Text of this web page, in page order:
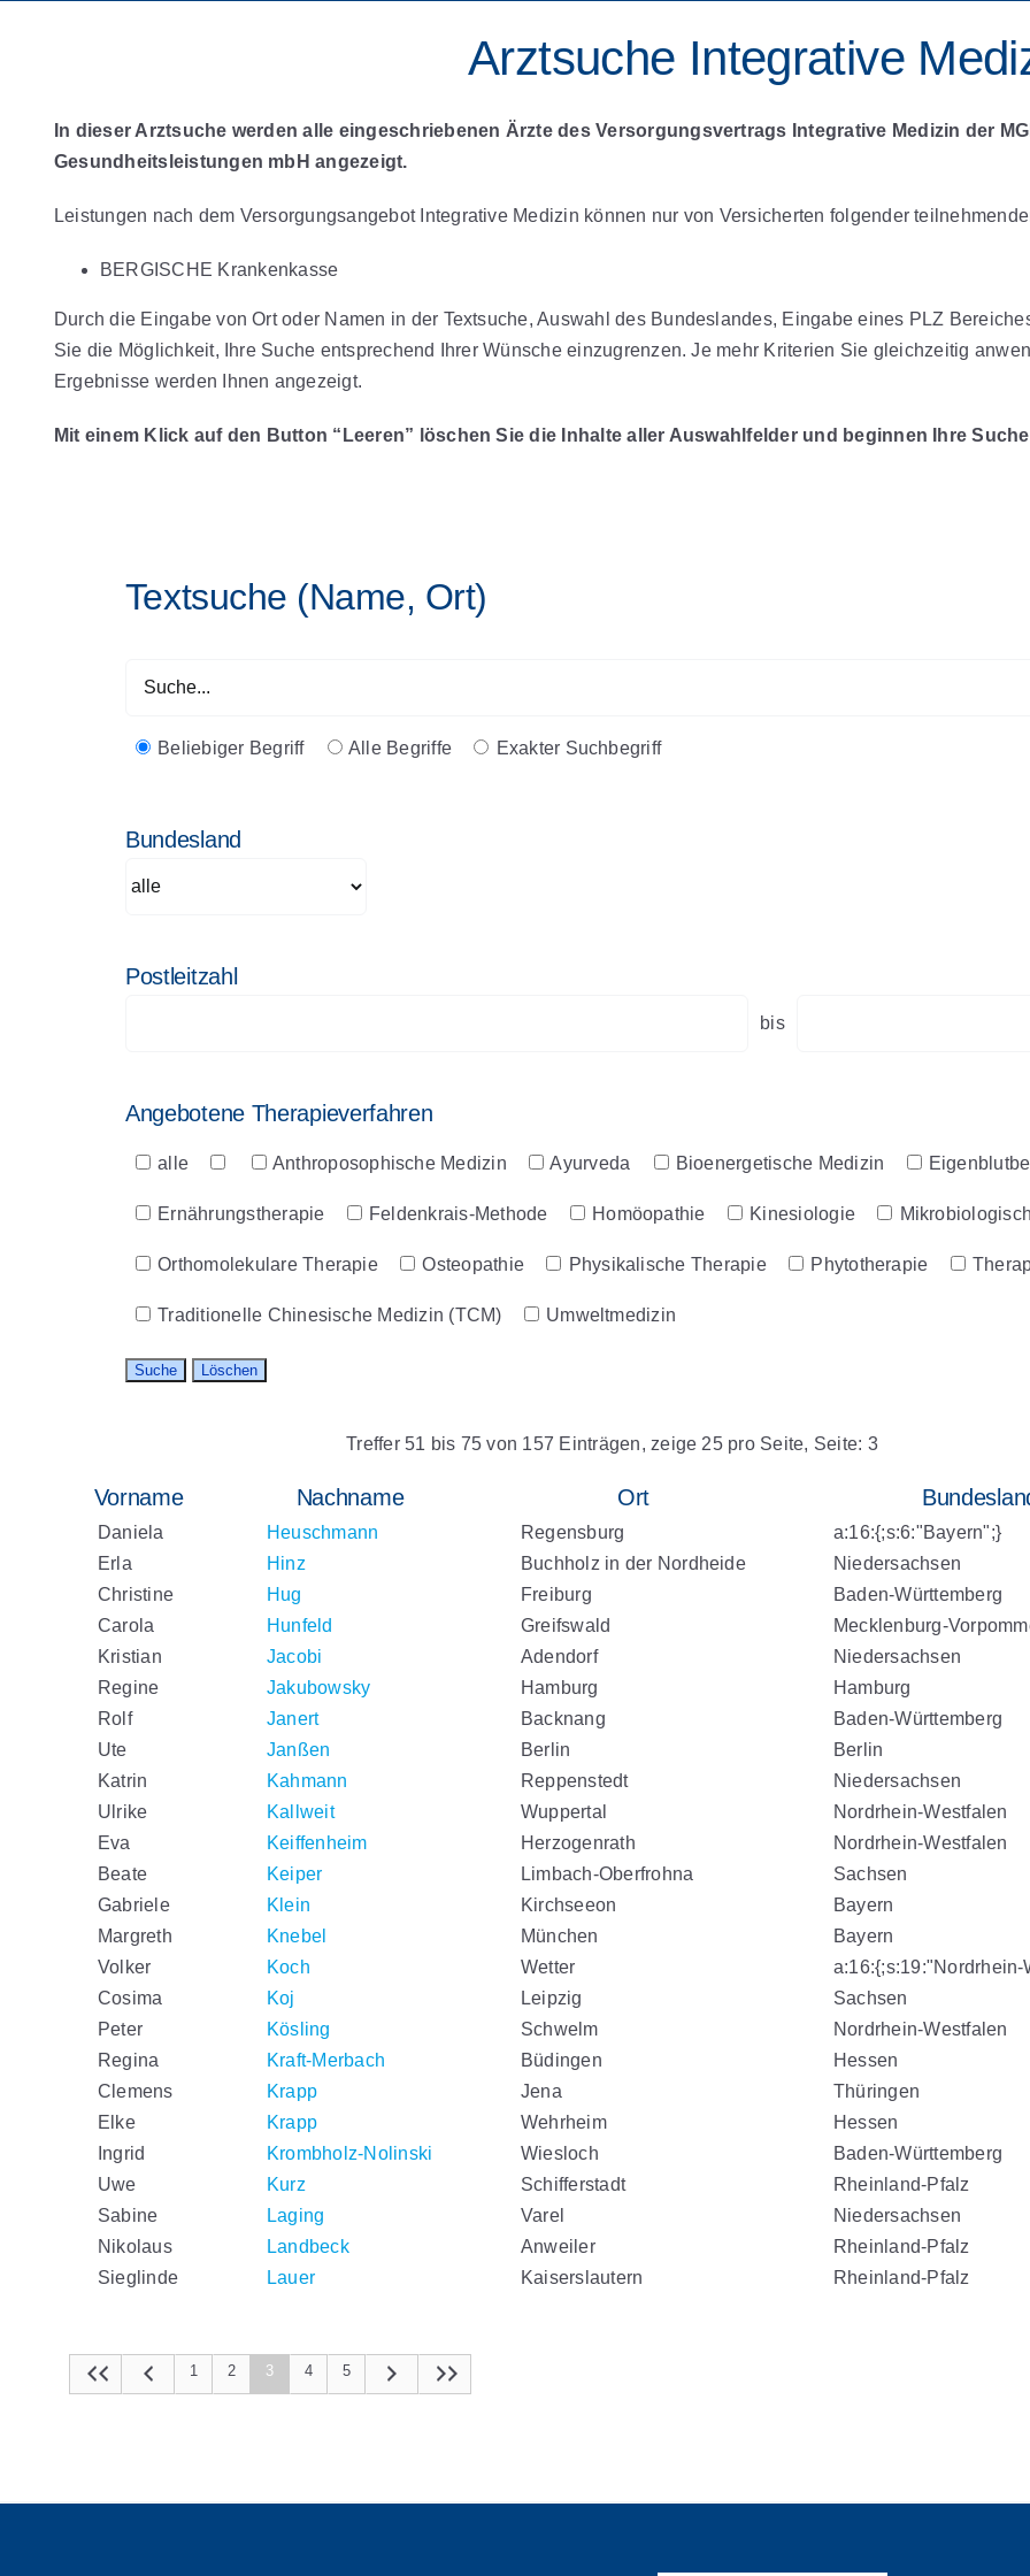
Arztsuche Integrative
In dieser Arztsuche werden alle eingeschriebenen Ärzte des Versorgungsvertrags Integrative Medizin der
Gesundheitsleistungen mbH angezeigt.
Leistungen nach dem Versorgungsangebot Integrative Medizin können nur von Versicherten folgender
BERGISCHE Krankenkasse
Durch die Eingabe von Ort oder Namen in der Textsuche, Auswahl des Bundeslandes, Eingabe eines PLZ
Sie die Möglichkeit, Ihre Suche entsprechend Ihrer Wünsche einzugrenzen. Je mehr Kriterien Sie gleichzeitig
Ergebnisse werden Ihnen angezeigt.
Mit einem Klick auf den Button “Leeren” löschen Sie die Inhalte aller Auswahlfelder und beginnen Ihre
Textsuche (Name, Ort)
Beliebiger Begriff Alle Begriffe Exakter Suchbegriff
Bundesland
Postleitzahl
bis
Angebotene Therapieverfahren
alle Anthroposophische Medizin Ayurveda Bioenergetische Medizin
Ernährungstherapie Feldenkrais-Methode Homöopathie Kinesiologie
Orthomolekulare Therapie Osteopathie Physikalische Therapie Phytotherapie
Traditionelle Chinesische Medizin (TCM) Umweltmedizin
Treffer 51 bis 75 von 157 Einträgen, zeige 25 pro Seite, Seite: 3
Vorname Nachname Ort
Daniela Heuschmann Regensburg
a:16:{;s:6:"Bayern";}
Erla
Hinz Buchholz in der Nordheide
Niedersachsen
Christine
Hug Freiburg
Baden-Württemberg
Carola
Hunfeld Greifswald
Mecklenburg-
Kristian
Jacobi Adendorf
Niedersachsen
Regine
Jakubowsky Hamburg
Hamburg
Rolf
Janert Backnang
Baden-Württemberg
Ute
Janßen Berlin
Berlin
Katrin
Kahmann Reppenstedt
Niedersachsen
Ulrike
Kallweit Wuppertal
Nordrhein-Westfalen
Eva
Keiffenheim Herzogenrath
Nordrhein-Westfalen
Beate
Keiper Limbach-Oberfrohna
Sachsen
Gabriele
Klein Kirchseeon
Bayern
Margreth
Knebel München
Bayern
Volker
Koch Wetter
a:16:{;s:19:"Nordrhein-
Cosima
Koj Leipzig
Sachsen
Peter
Kösling Schwelm
Nordrhein-Westfalen
Regina
Kraft-Merbach Büdingen
Hessen
Clemens
Krapp Jena
Thüringen
Elke
Krapp Wehrheim
Hessen
Ingrid
Krombholz-Nolinski Wiesloch
Baden-Württemberg
Uwe
Kurz Schifferstadt
Rheinland-Pfalz
Sabine
Laging Varel
Niedersachsen
Nikolaus
Landbeck Anweiler
Rheinland-Pfalz
Sieglinde
Lauer Kaiserslautern Rheinland-Pfalz
1 2 3 4 5